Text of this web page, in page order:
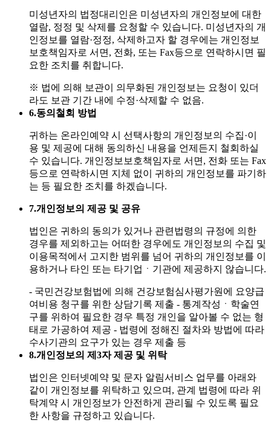
미성년자의 법정대리인은 미성년자의 개인정보에 대한
열람, 정정 및 삭제를 요청할 수 있습니다. 미성년자의 개
인정보를 열람·정정, 삭제하고자 할 경우에는 개인정보
보호책임자로 서면, 전화, 또는 Fax등으로 연락하시면 필
요한 조치를 취합니다.
※ 법에 의해 보관이 의무화된 개인정보는 요청이 있더
라도 보관 기간 내에 수정·삭제할 수 없음.
6.동의철회 방법
귀하는 온라인예약 시 선택사항의 개인정보의 수집·이
용 및 제공에 대해 동의하신 내용을 언제든지 철회하실
수 있습니다. 개인정보보호책임자로 서면, 전화 또는 Fax
등으로 연락하시면 지체 없이 귀하의 개인정보를 파기하
는 등 필요한 조치를 하겠습니다.
7.개인정보의 제공 및 공유
법인은 귀하의 동의가 있거나 관련법령의 규정에 의한
경우를 제외하고는 어떠한 경우에도 개인정보의 수집 및
이용목적에서 고지한 범위를 넘어 귀하의 개인정보를 이
용하거나 타인 또는 타기업ㆍ기관에 제공하지 않습니다.
- 국민건강보험법에 의해 건강보험심사평가원에 요양급
여비용 청구를 위한 상담기록 제출 - 통계작성ㆍ학술연
구를 위하여 필요한 경우 특정 개인을 알아볼 수 없는 형
태로 가공하여 제공 - 법령에 정해진 절차와 방법에 따라
수사기관의 요구가 있는 경우 제출 등
8.개인정보의 제3자 제공 및 위탁
법인은 인터넷예약 및 문자 알림서비스 업무를 아래와
같이 개인정보를 위탁하고 있으며, 관계 법령에 따라 위
탁계약 시 개인정보가 안전하게 관리될 수 있도록 필요
한 사항을 규정하고 있습니다.